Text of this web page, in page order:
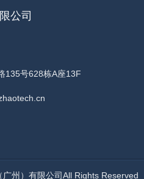
公司
135号628栋A座13F
广州）有限公司All Rights Reserved